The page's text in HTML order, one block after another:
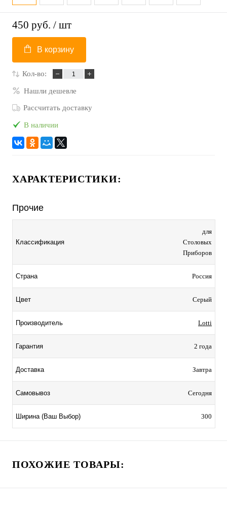
450 руб. / шт
В корзину
Кол-во:
Нашли дешевле
Рассчитать доставку
В наличии
ХАРАКТЕРИСТИКИ:
Прочие
Классификация
для
Столовых
Приборов
Страна Россия
Цвет Серый
Производитель Lotti
Гарантия 2 года
Доставка Завтра
Самовывоз Сегодня
Ширина (Ваш Выбор) 300
ПОХОЖИЕ ТОВАРЫ: